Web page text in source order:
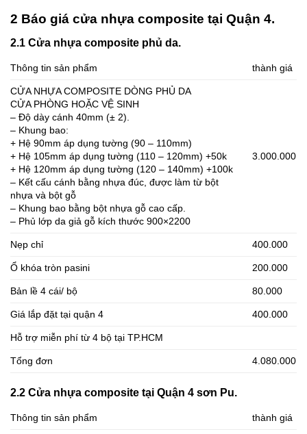
2 Báo giá cửa nhựa composite tại Quận 4.
2.1 Cửa nhựa composite phủ da.
Thông tin sản phẩm thành giá
CỬA NHỰA COMPOSITE DÒNG PHỦ DA
CỬA PHÒNG HOẶC VỆ SINH
– Độ dày cánh 40mm (± 2).
– Khung bao:
+ Hệ 90mm áp dụng tường (90 – 110mm)
+ Hệ 105mm áp dụng tường (110 – 120mm) +50k
+ Hệ 120mm áp dụng tường (120 – 140mm) +100k
– Kết cấu cánh bằng nhựa đúc, được làm từ bột
nhựa và bột gỗ
– Khung bao bằng bột nhựa gỗ cao cấp.
– Phủ lớp da giả gỗ kích thước 900×2200
3.000.000
Nẹp chỉ 400.000
Ổ khóa tròn pasini 200.000
Bản lề 4 cái/ bộ 80.000
Giá lắp đặt tại quận 4 400.000
Hỗ trợ miễn phí từ 4 bộ tại TP.HCM
Tổng đơn 4.080.000
2.2 Cửa nhựa composite tại Quận 4 sơn Pu.
Thông tin sản phẩm thành giá